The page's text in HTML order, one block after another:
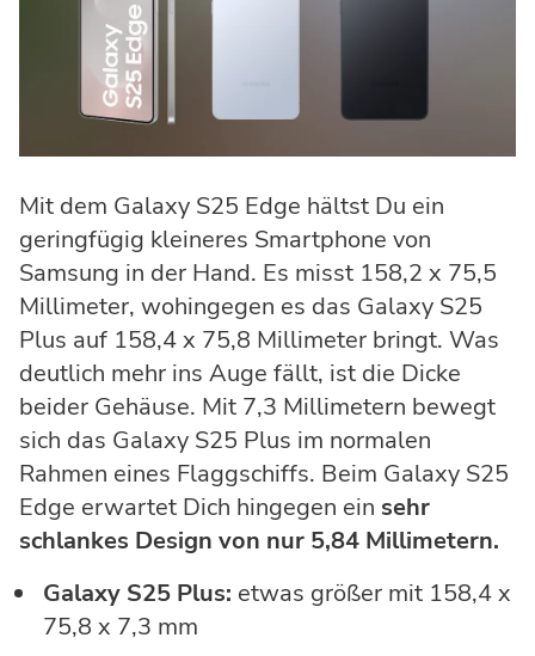
Mit dem Galaxy S25 Edge hältst Du ein
geringfügig kleineres Smartphone von
Samsung in der Hand. Es misst 158,2 x 75,5
Millimeter, wohingegen es das Galaxy S25
Plus auf 158,4 x 75,8 Millimeter bringt. Was
deutlich mehr ins Auge fällt, ist die Dicke
beider Gehäuse. Mit 7,3 Millimetern bewegt
sich das Galaxy S25 Plus im normalen
Rahmen eines Flaggschiffs. Beim Galaxy S25
Edge erwartet Dich hingegen ein sehr
schlankes Design von nur 5,84 Millimetern.
Galaxy S25 Plus: etwas größer mit 158,4 x
75,8 x 7,3 mm